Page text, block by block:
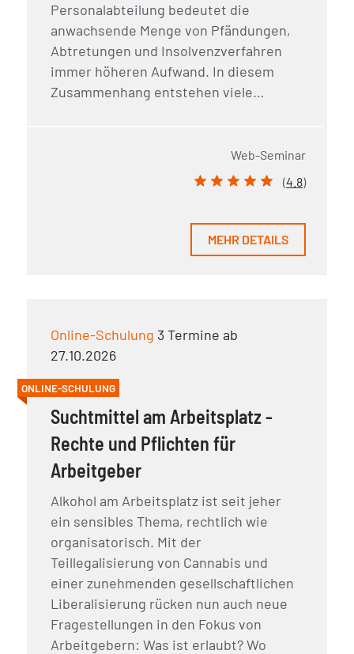
Personalabteilung bedeutet die
anwachsende Menge von Pfändungen,
Abtretungen und Insolvenzverfahren
immer höheren Aufwand. In diesem
Zusammenhang entstehen viele…
Web-Seminar
(4.8)
MEHR DETAILS
Online-Schulung 3 Termine ab
27.10.2026
ONLINE-SCHULUNG
Suchtmittel am Arbeitsplatz -
Rechte und Pflichten für
Arbeitgeber
Alkohol am Arbeitsplatz ist seit jeher
ein sensibles Thema, rechtlich wie
organisatorisch. Mit der
Teillegalisierung von Cannabis und
einer zunehmenden gesellschaftlichen
Liberalisierung rücken nun auch neue
Fragestellungen in den Fokus von
Arbeitgebern: Was ist erlaubt? Wo